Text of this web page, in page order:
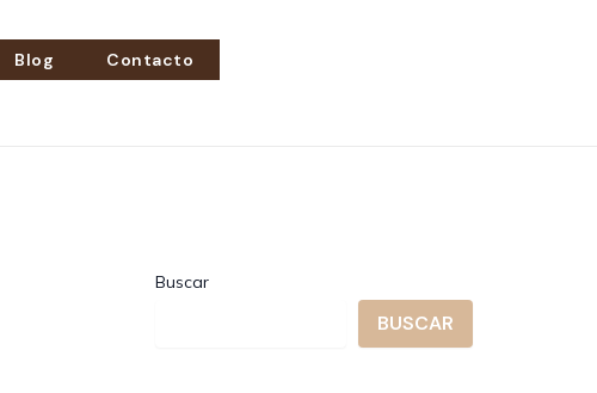
Blog Contacto
Buscar
BUSCAR